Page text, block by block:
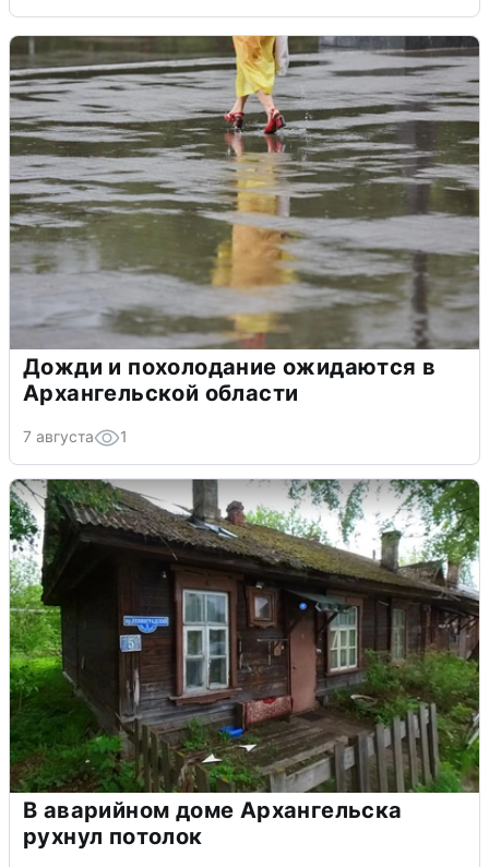
Дожди и похолодание ожидаются в
Архангельской области
7 августа 1
В аварийном доме Архангельска
рухнул потолок